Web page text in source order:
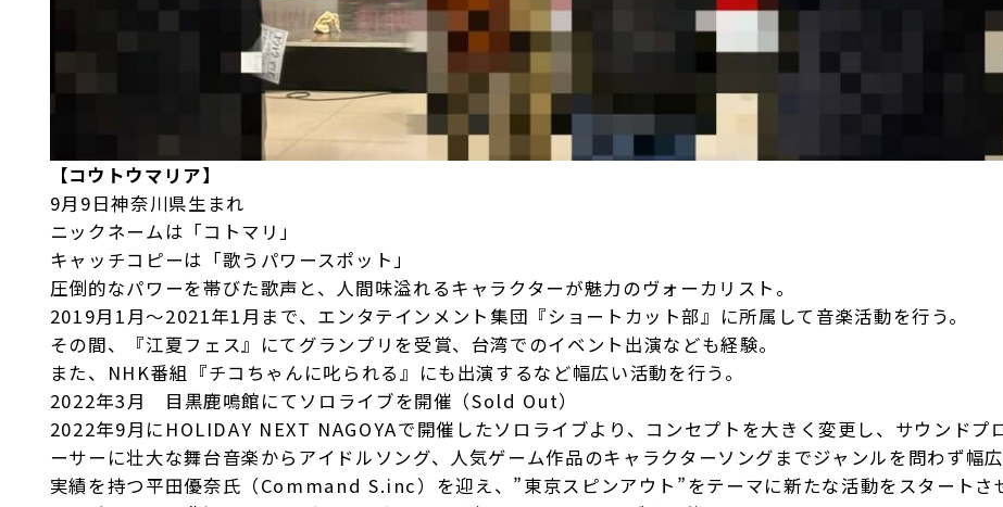
【コウトウマリア】
9月9日神奈川県生まれ
ニックネームは「コトマリ」
キャッチコピーは「歌うパワースポット」
圧倒的なパワーを帯びた歌声と、人間味溢れるキャラクターが魅力のヴォーカリスト。
2019月1月〜2021年1月まで、エンタテインメント集団『ショートカット部』に所属して音楽活動を行う。
その間、『江夏フェス』にてグランプリを受賞、台湾でのイベント出演なども経験。
また、NHK番組『チコちゃんに叱られる』にも出演するなど幅広い活動を行う。
2022年3月 目黒鹿鳴館にてソロライブを開催（Sold Out）
2022年9月にHOLIDAY NEXT NAGOYAで開催したソロライブより、コンセプトを大きく変更し、サウンドプ
ーサーに壮大な舞台音楽からアイドルソング、人気ゲーム作品のキャラクターソングまでジャンルを問わず幅
実績を持つ平田優奈氏（Command S.inc）を迎え、”東京スピンアウト”をテーマに新たな活動をスタートさ